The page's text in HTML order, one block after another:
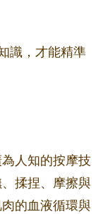
識，才能精準
人知的按摩技
揉捏、摩擦與
的血液循環與